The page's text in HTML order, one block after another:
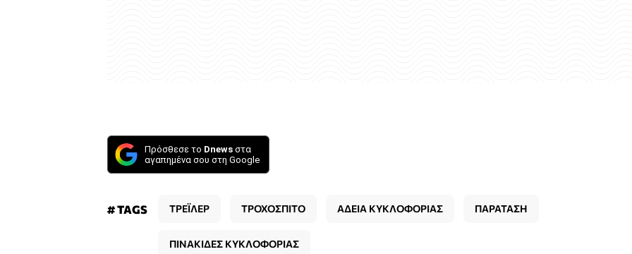
Πρόσθεσε το Dnews στα
αγαπημένα σου στη Google
# TAGS ΤΡΕΪΛΕΡ ΤΡΟΧΟΣΠΙΤΟ ΑΔΕΙΑ ΚΥΚΛΟΦΟΡΙΑΣ ΠΑΡΑΤΑΣΗ
ΠΙΝΑΚΙΔΕΣ ΚΥΚΛΟΦΟΡΙΑΣ